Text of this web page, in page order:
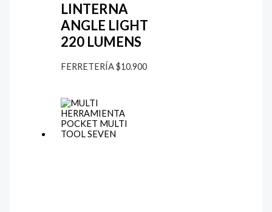
LINTERNA
ANGLE LIGHT
220 LUMENS
FERRETERÍA$10.900